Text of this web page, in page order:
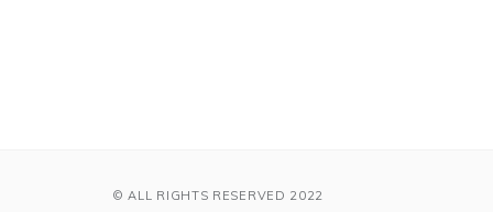
© ALL RIGHTS RESERVED 2022